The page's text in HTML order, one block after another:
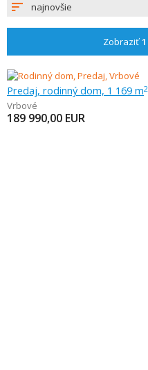
najnovšie
Zobraziť1
Predaj, rodinný dom, 1 169 m2
Vrbové
189 990,00 EUR